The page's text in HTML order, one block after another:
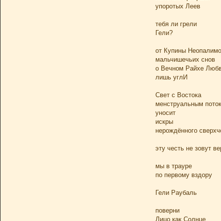
упоротых Леев
тебя ли грели
Гели?
от Купины
мальчишечьих снов
о Вечном Райхе
лишь углИ
Свет с Востока
менструальным
уносит
искры
нерождённого
эту честь не зовут
мы в трауре
по первому вздору
Гели Раубаль
поверни
Лицо как Солнце